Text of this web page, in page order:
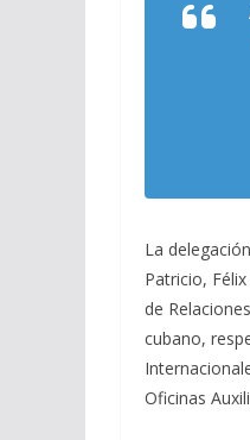
La
Patricio,
de
cubano,
Oficinas